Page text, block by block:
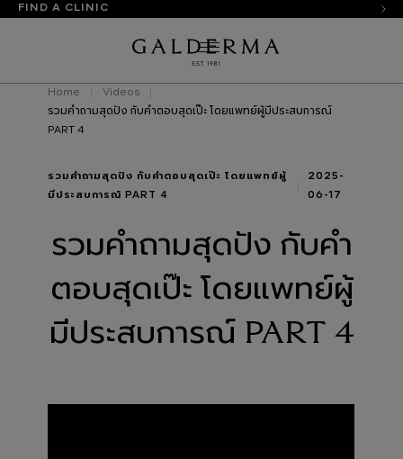
FIND A CLINIC
Home
Videos
รวมคำถามสุดปัง กับคำตอบสุดเป๊ะ โดยแพทย์ผู้มีประสบการณ์
PART 4
รวมคำถามสุดปัง กับคำตอบสุดเป๊ะ โดยแพทย์ผู้
มีประสบการณ์ PART 4
2025-
06-17
รวมคำถามสุดปัง กับคำ
ตอบสุดเป๊ะ โดยแพทย์ผู้
มีประสบการณ์ PART 4